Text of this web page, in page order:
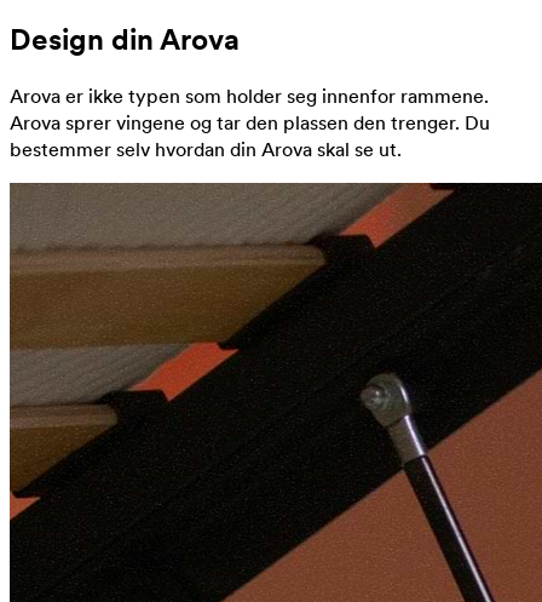
Design din Arova
Arova er ikke typen som holder seg innenfor rammene.
Arova sprer vingene og tar den plassen den trenger. Du
bestemmer selv hvordan din Arova skal se ut.